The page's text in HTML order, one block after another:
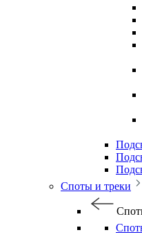
Споты и треки